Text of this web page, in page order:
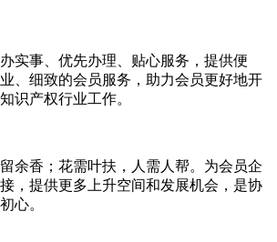
实事、优先办理、贴心服务，提供便
、细致的会员服务，助力会员更好地开
识产权行业工作。
余香；花需叶扶，人需人帮。为会员企
，提供更多上升空间和发展机会，是协
心。